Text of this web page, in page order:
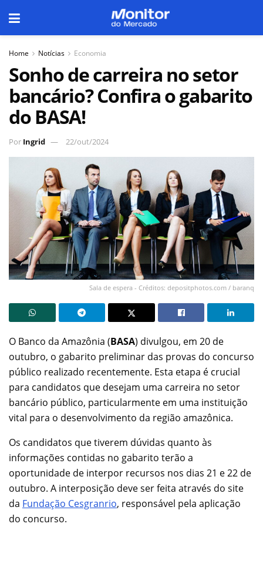
Home Notícias Economia
Sonho de carreira no setor
bancário? Confira o gabarito
do BASA!
Por Ingrid 22/out/2024
Sala de espera - Créditos: depositphotos.com / baranq
O Banco da Amazônia (BASA) divulgou, em 20 de
outubro, o gabarito preliminar das provas do concurso
público realizado recentemente. Esta etapa é crucial
para candidatos que desejam uma carreira no setor
bancário público, particularmente em uma instituição
vital para o desenvolvimento da região amazônica.
Os candidatos que tiverem dúvidas quanto às
informações contidas no gabarito terão a
oportunidade de interpor recursos nos dias 21 e 22 de
outubro. A interposição deve ser feita através do site
da Fundação Cesgranrio, responsável pela aplicação
do concurso.